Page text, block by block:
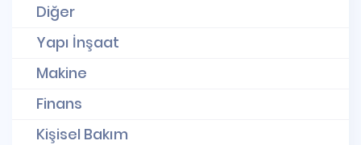
Diğer
Yapı İnşaat
Makine
Finans
Kişisel Bakım